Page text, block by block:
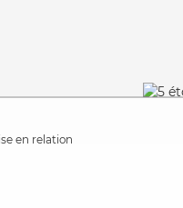
en relation